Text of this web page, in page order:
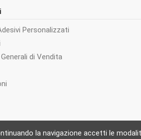
Personalizzati
di Vendita
la navigazione accetti le